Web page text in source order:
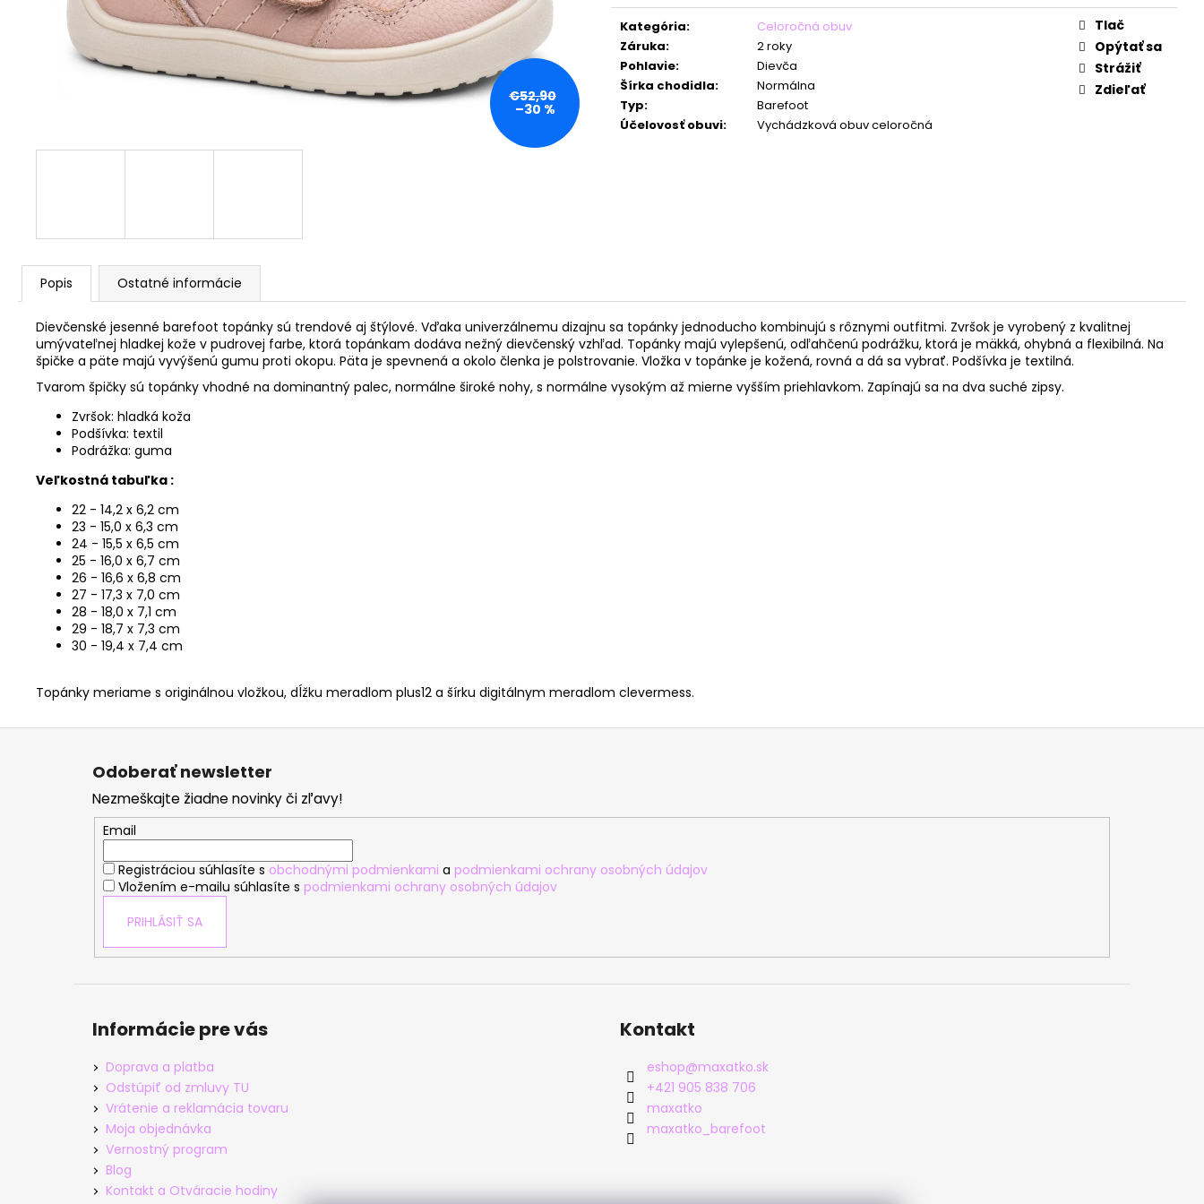
Jednotková
cena:
Kategória:
Celoročná obuv
Záruka:
2 roky
Pohlavie:
Dievča
Šírka chodidla:
Normálna
Typ:
Barefoot
Účelovosť obuvi: Vychádzková obuv celoročná
Tlač
Opýtať sa
Strážiť
Zdieľať
€52,90
–30 %
Popis Ostatné informácie
Dievčenské jesenné barefoot topánky sú trendové aj štýlové. Vďaka univerzálnemu dizajnu sa topánky jednoducho kombinujú s rôznymi outfitmi. Zvršok je vyrobený z kvalitnej
umývateľnej hladkej kože v pudrovej farbe, ktorá topánkam dodáva nežný dievčenský vzhľad. Topánky majú vylepšenú, odľahčenú podrážku, ktorá je mäkká, ohybná a flexibilná. Na
špičke a päte majú vyvýšenú gumu proti okopu. Päta je spevnená a okolo členka je polstrovanie. Vložka v topánke je kožená, rovná a dá sa vybrať. Podšívka je textilná.
Tvarom špičky sú topánky vhodné na dominantný palec, normálne široké nohy, s normálne vysokým až mierne vyšším priehlavkom. Zapínajú sa na dva suché zipsy.
Zvršok: hladká koža
Podšívka: textil
Podrážka: guma
Veľkostná tabuľka :
22 - 14,2 x 6,2 cm
23 - 15,0 x 6,3 cm
24 - 15,5 x 6,5 cm
25 - 16,0 x 6,7 cm
26 - 16,6 x 6,8 cm
27 - 17,3 x 7,0 cm
28 - 18,0 x 7,1 cm
29 - 18,7 x 7,3 cm
30 - 19,4 x 7,4 cm
Topánky meriame s originálnou vložkou, dĺžku meradlom plus12 a šírku digitálnym meradlom clevermess.
Z
Odoberať newsletter
Nezmeškajte žiadne novinky či zľavy!
Email
Registráciou súhlasíte s obchodnými podmienkami a podmienkami ochrany osobných údajov
Vložením e-mailu súhlasíte s podmienkami ochrany osobných údajov
PRIHLÁSIŤ SA
Informácie pre vás
Doprava a platba
Odstúpiť od zmluvy TU
Vrátenie a reklamácia tovaru
Moja objednávka
Vernostný program
Blog
Kontakt a Otváracie hodiny
Kontakt
eshop@maxatko.sk
+421 905 838 706
maxatko
maxatko_barefoot